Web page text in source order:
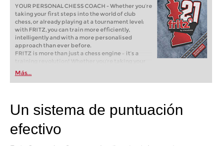
YOUR PERSONAL CHESS COACH - Whether you’re
taking your first steps into the world of club
chess, or already playing at a tournament level:
with FRITZ, you can train more efficiently,
intelligently and with a more personalised
approach than ever before.
FRITZ is more than just a chess engine – it’s a
training revolution! Whether you’re taking your
first steps into the world of club chess, or already
playing at a tournament level: with FRITZ, you can
train more efficiently, intelligently and with a
Más...
Un sistema de puntuación
efectivo